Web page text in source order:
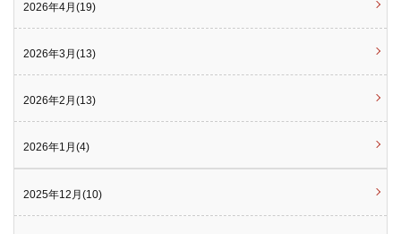
2026年4月(19)
2026年3月(13)
2026年2月(13)
2026年1月(4)
2025年12月(10)